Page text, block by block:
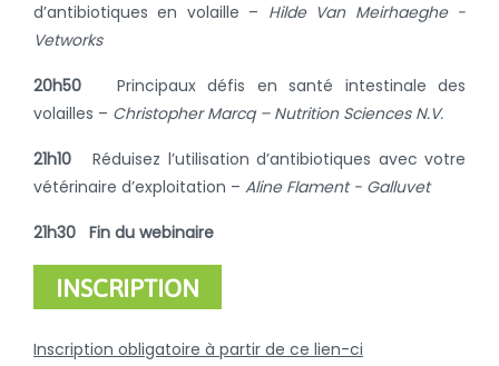
d’antibiotiques en volaille – Hilde Van Meirhaeghe -
Vetworks
20h50 Principaux défis en santé intestinale des
volailles – Christopher Marcq – Nutrition Sciences N.V.
21h10 Réduisez l’utilisation d’antibiotiques avec votre
vétérinaire d’exploitation – Aline Flament - Galluvet
21h30 Fin du webinaire
INSCRIPTION
Inscription obligatoire à partir de ce lien-ci